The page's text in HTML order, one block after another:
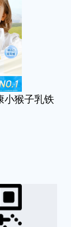
小猴子乳铁